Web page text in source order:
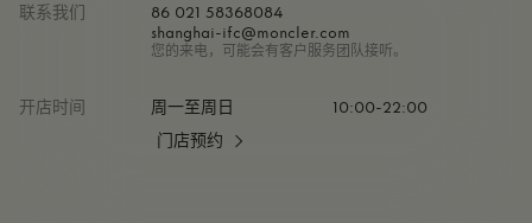
联系我们
86 021 58368084
shanghai-ifc@moncler.com
您的来电，可能会有客户服务团队接听。
开店时间 周一至周日
10:00-22:00
门店预约